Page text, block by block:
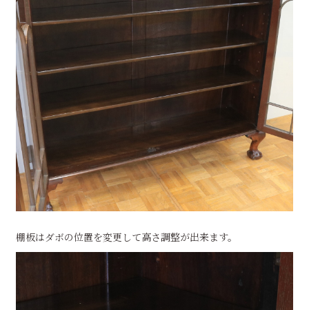
棚板はダボの位置を変更して高さ調整が出来ます。